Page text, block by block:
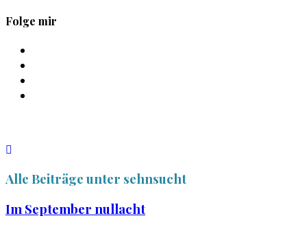
Folge mir
anzeigen
Alle Beiträge unter sehnsucht
Im September nullacht